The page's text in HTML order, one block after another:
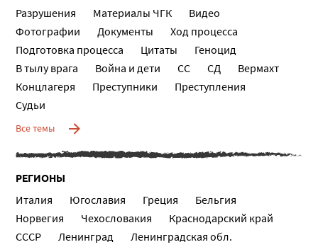
Разрушения Материалы ЧГК
Видео
Фотографии
Документы
Ход процесса
Подготовка процесса
Цитаты
Геноцид
В тылу врага
Война и дети СС СД
Вермахт
Концлагеря
Преступники
Преступления
Судьи
Все темы
РЕГИОНЫ
Италия Югославия Греция
Бельгия
Норвегия
Чехословакия
Краснодарский край
СССР
Ленинград
Ленинградская обл.